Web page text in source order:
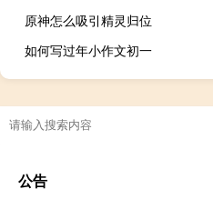
原神怎么吸引精灵归位
如何写过年小作文初一
公告